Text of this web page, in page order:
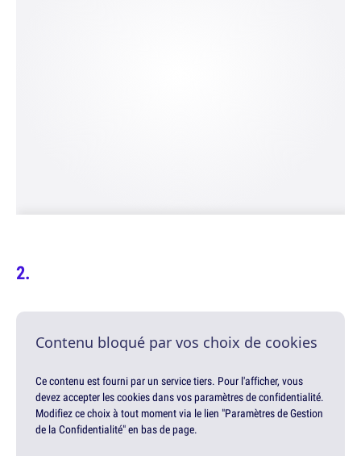
Contenu bloqué par vos choix de cookies
Ce contenu est fourni par un service tiers. Pour l'afficher, vous
devez accepter les cookies dans vos paramètres de confidentialité.
Modifiez ce choix à tout moment via le lien "Paramètres de Gestion
de la Confidentialité" en bas de page.